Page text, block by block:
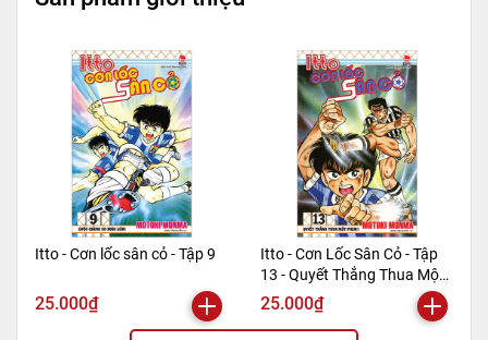
Trọng lượng
Số trang
316
Hình thức
Bìa mềm
Itto - Cơn lốc sân cỏ - Tập 9
25.000₫
Itto - Cơn Lốc Sân Cỏ - Tập
13 - Quyết Thắng Thua Một
Phen!! (Tái Bản 2024)
25.000₫